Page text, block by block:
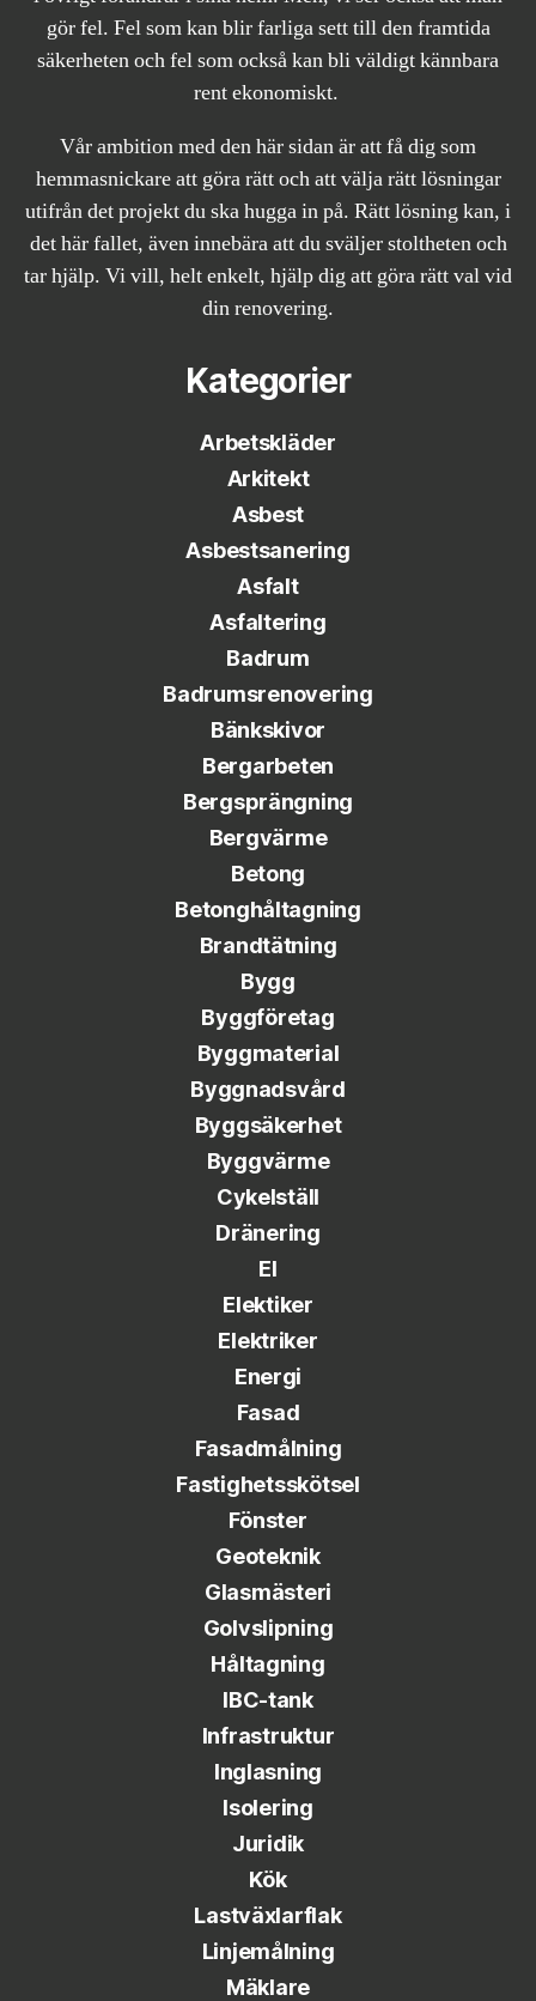
gör fel. Fel som kan blir farliga sett till den framtida
säkerheten och fel som också kan bli väldigt kännbara
rent ekonomiskt.
Vår ambition med den här sidan är att få dig som
hemmasnickare att göra rätt och att välja rätt lösningar
utifrån det projekt du ska hugga in på. Rätt lösning kan, i
det här fallet, även innebära att du sväljer stoltheten och
tar hjälp. Vi vill, helt enkelt, hjälp dig att göra rätt val vid
din renovering.
Kategorier
Arbetskläder
Arkitekt
Asbest
Asbestsanering
Asfalt
Asfaltering
Badrum
Badrumsrenovering
Bänkskivor
Bergarbeten
Bergsprängning
Bergvärme
Betong
Betonghåltagning
Brandtätning
Bygg
Byggföretag
Byggmaterial
Byggnadsvård
Byggsäkerhet
Byggvärme
Cykelställ
Dränering
El
Elektiker
Elektriker
Energi
Fasad
Fasadmålning
Fastighetsskötsel
Fönster
Geoteknik
Glasmästeri
Golvslipning
Håltagning
IBC-tank
Infrastruktur
Inglasning
Isolering
Juridik
Kök
Lastväxlarflak
Linjemålning
Mäklare